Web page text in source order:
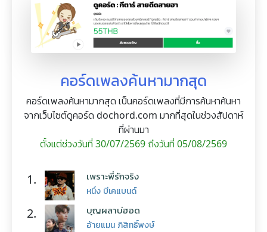
คอร์ดเพลงค้นหามากสุด
คอร์ดเพลงค้นหามากสุด เป็นคอร์ดเพลงที่มีการค้นหาค้นหา
จากเว็บไซต์ดูคอร์ด dochord.com มากที่สุดในช่วงสัปดาห์
ที่ผ่านมา
ตั้งแต่ช่วงวันที่ 30/07/2569 ถึงวันที่ 05/08/2569
1. เพราะพี่รักจริง
หนึ่ง บีเคแบนด์
2. บุญผลาบ่ฮอด
อ้ายแมน ภิสิทธิ์พงษ์